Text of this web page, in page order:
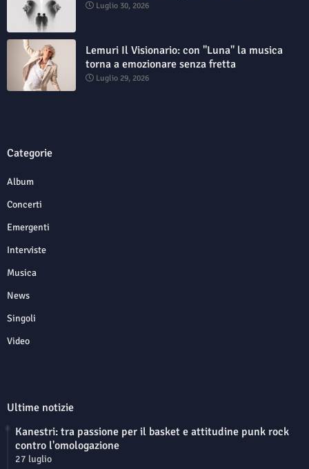
Luglio 30, 2026
Lemuri Il Visionario: con "Luna" la musica
torna a emozionare senza fretta
Luglio 29, 2026
Categorie
Album
Concerti
Emergenti
Interviste
Musica
News
Singoli
Video
Ultime notizie
Kanestri: tra passione per il basket e attitudine punk rock
contro l'omologazione
27 luglio